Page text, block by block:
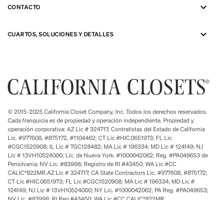
CONTACTO
CUARTOS, SOLUCIONES Y DETALLES
© 2015-2025 California Closet Company, Inc. Todos los derechos reservados.
Cada franquicia es de propiedad y operación independiente. Propiedad y
operación corporativa: AZ Lic # 324717; Contratistas del Estado de California
Lic. #977608, #875172, #1104462; CT Lic #HIC.0651973; FL Lic
#CGC1520908; IL Lic # TGC128482; MA Lic # 196334; MD Lic # 124149; NJ
Lic # 13VH10524000; Lic. de Nueva York. #1000042062; Reg. #PA049653 de
Pensilvania; NV Lic. #83998; Registro de RI #43450; WA Lic #CC
CALIC*822MR.AZ Lic # 324717; CA State Contractors Lic. #977608, #875172;
CT Lic #HIC.0651973; FL Lic #CGC1520908; MA Lic # 196334; MD Lic #
124149; NJ Lic # 13VH10524000; NY Lic. #1000042062; PA Reg. #PA049653;